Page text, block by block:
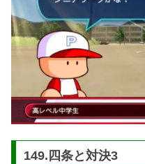
149.四条と対決3